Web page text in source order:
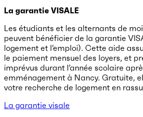
La garantie VISALE
Les étudiants et les alternants de
peuvent bénéficier de la garantie
logement et l’emploi). Cette aide
le paiement mensuel des loyers, et
imprévus durant l’année scolaire
emménagement à Nancy. Gratuite,
votre recherche de logement en
La garantie visale